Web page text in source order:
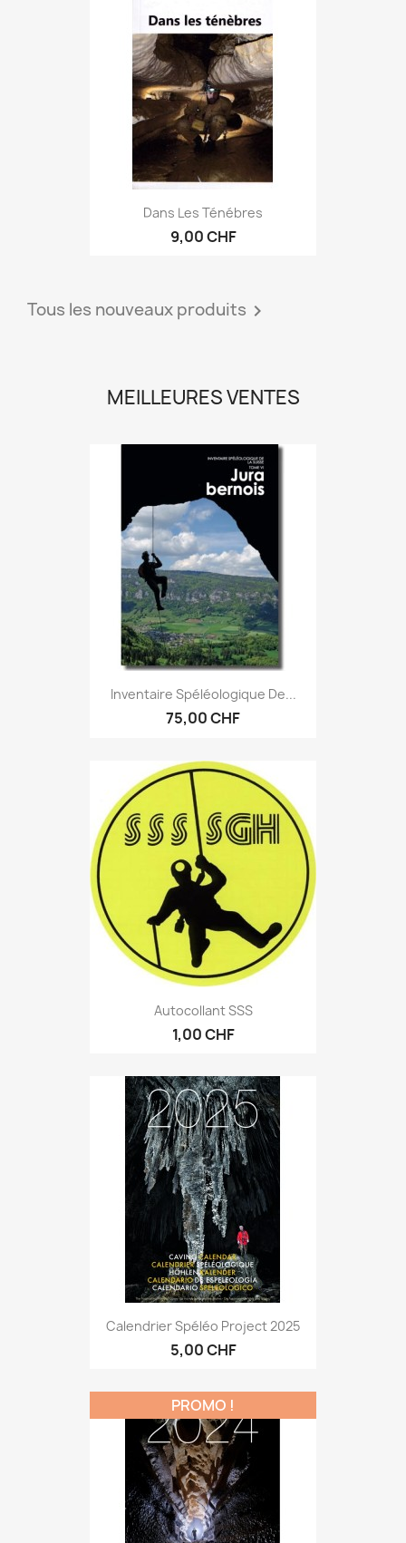
Dans Les Ténébres
9,00 CHF
Tous les nouveaux produits 
MEILLEURES VENTES
Inventaire Spéléologique De...
75,00 CHF
Autocollant SSS
1,00 CHF
Calendrier Spéléo Project 2025
5,00 CHF
PROMO !